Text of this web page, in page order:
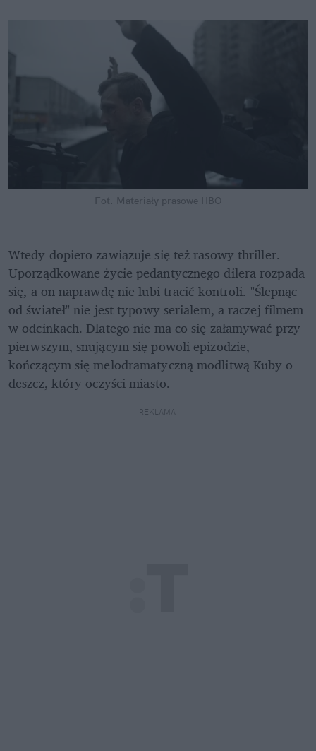
Fot. Materiały prasowe HBO
Wtedy dopiero zawiązuje się też rasowy thriller.
Uporządkowane życie pedantycznego dilera rozpada
się, a on naprawdę nie lubi tracić kontroli. "Ślepnąc
od świateł" nie jest typowy serialem, a raczej filmem
w odcinkach. Dlatego nie ma co się załamywać przy
pierwszym, snującym się powoli epizodzie,
kończącym się melodramatyczną modlitwą Kuby o
deszcz, który oczyści miasto.
REKLAMA